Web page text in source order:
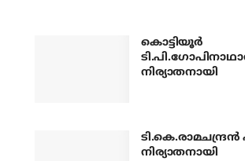
കൊട്ടിയൂര്‍
നിര്യാതനായി
ടി.കെ.രാമചന്ദ്രന്‍
നിര്യാതനായി